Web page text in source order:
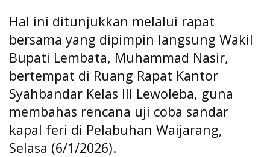
Hal ini ditunjukkan melalui rapat
bersama yang dipimpin langsung Wakil
Bupati Lembata, Muhammad Nasir,
bertempat di Ruang Rapat Kantor
Syahbandar Kelas III Lewoleba, guna
membahas rencana uji coba sandar
kapal feri di Pelabuhan Waijarang,
Selasa (6/1/2026).